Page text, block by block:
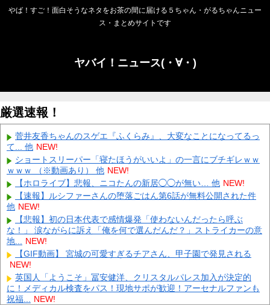
やば！すご！面白そうなネタをお茶の間に届ける５ちゃん・がるちゃんニュー
ス・まとめサイトです
ヤバイ！ニュース(・∀・)
厳選速報！
菅井友香ちゃんのスゲエ『ふくらみ』、大変なことになってるっ
て... 他 NEW!
ショートスリーパー「寝たほうがいいよ」の一言にブチギレｗｗ
ｗｗｗ （※動画あり） 他 NEW!
【ホロライブ】悲報、ニコたんの新居◯◯が無い… 他 NEW!
【速報】ルシファーさんの堕落ごはん第6話が無料公開された件
他 NEW!
【悲報】初の日本代表で感情爆発「使わないんだったら呼ぶ
な！」 涙ながらに訴え「俺を何で選んだんだ？」ストライカーの意
地... NEW!
【GIF動画】 宮城の可愛すぎるチアさん、甲子園で発見される
NEW!
英国人「ようこそ」冨安健洋、クリスタルパレス加入が決定的
に！メディカル検査をパス！現地サポが歓迎！アーセナルファンも
祝福... NEW!